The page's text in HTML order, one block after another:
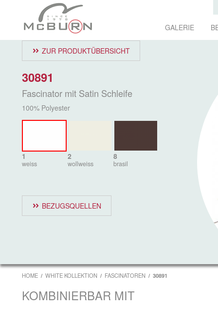
GALERIE
ZUR PRODUKTÜBERSICHT
30891
Fascinator mit Satin Schleife
100% Polyester
1
weiss
2
wollweiss
8
brasil
BEZUGSQUELLEN
HOME WHITE KOLLEKTION FASCINATOREN 30891
KOMBINIERBAR MIT